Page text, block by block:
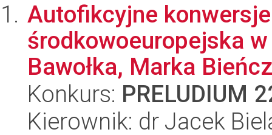
Autofikcyjne
środkowoeuropejska
Bawołka, Marka
Konkurs: PRELUDIUM
Kierownik: dr Jacek